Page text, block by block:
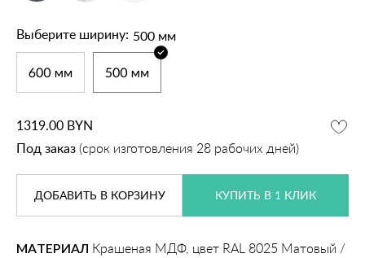
Выберите ширину: 500 мм
1319.00 BYN
Под заказ (срок изготовления 28 рабочих дней)
ДОБАВИТЬ В КОРЗИНУ КУПИТЬ В 1 КЛИК
МАТЕРИАЛ Крашеная МДФ, цвет RAL 8025 Матовый /